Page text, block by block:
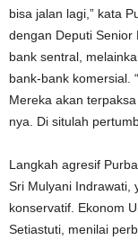
bisa jalan lagi,” kata
dengan Deputi Senior
bank sentral,
bank-bank komersial.
Mereka akan
nya. Di situlah
Langkah agresif
Sri Mulyani Indrawati,
konservatif. Ekonom
Setiastuti, menilai